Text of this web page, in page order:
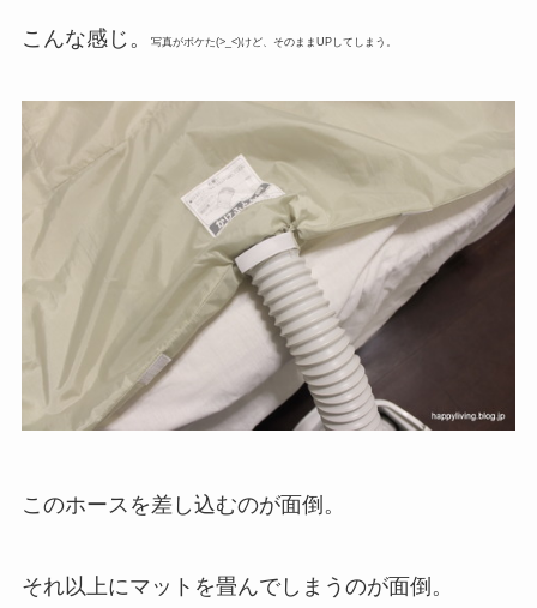
こんな感じ。 写真がボケた(>_<)けど、そのままUPしてしまう。
このホースを差し込むのが面倒。
それ以上にマットを畳んでしまうのが面倒。